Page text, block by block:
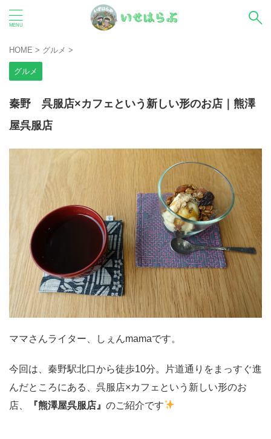
HOME > グルメ >
グルメ
秦野 呉服店×カフェという新しい形のお店｜熊澤
屋呉服店
ママさんライター、しぇんmamaです。
今回は、秦野駅北口から徒歩10分。片道通りをまっすぐ進
んだところにある、呉服店×カフェという新しい形のお
店、
『熊澤屋呉服店』 のご紹介です